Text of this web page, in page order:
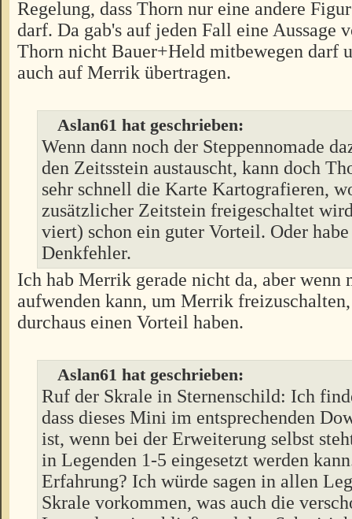
Regelung, dass Thorn nur eine andere
darf. Da gab's auf jeden Fall eine Aussage
Thorn nicht Bauer+Held mitbewegen darf
auch auf Merrik übertragen.
Aslan61 hat geschrieben:
Wenn dann noch der Steppennomade
den Zeitsstein austauscht, kann doch
sehr schnell die Karte Kartografieren,
zusätzlicher Zeitstein freigeschaltet
viert) schon ein guter Vorteil. Oder
Denkfehler.
Ich hab Merrik gerade nicht da, aber wenn
aufwenden kann, um Merrik
durchaus einen Vorteil haben.
Aslan61 hat geschrieben:
Ruf der Skrale in Sternenschild: Ich
dass dieses Mini im entsprechenden
ist, wenn bei der Erweiterung selbst
in Legenden 1-5 eingesetzt werden
Erfahrung? Ich würde sagen in allen
Skrale vorkommen, was auch die